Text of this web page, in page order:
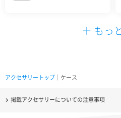
＋ もっ
アクセサリートップ ｜ケース
掲載アクセサリーについての注意事項